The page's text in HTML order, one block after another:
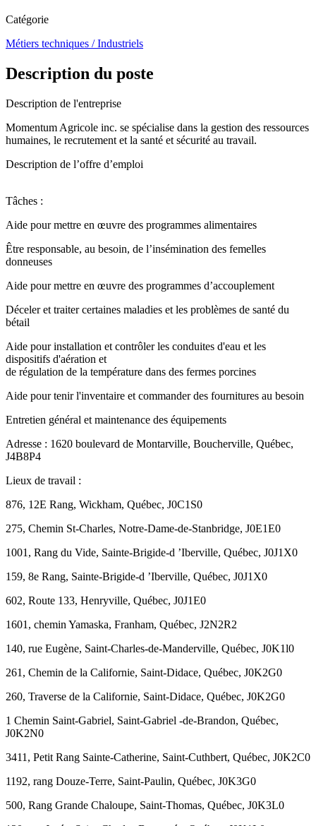
Catégorie
Métiers techniques / Industriels
Description du poste
Description de l'entreprise
Momentum Agricole inc. se spécialise dans la gestion des ressources
humaines, le recrutement et la santé et sécurité au travail.
Description de l’offre d’emploi
Tâches :
Aide pour mettre en œuvre des programmes alimentaires
Être responsable, au besoin, de l’insémination des femelles
donneuses
Aide pour mettre en œuvre des programmes d’accouplement
Déceler et traiter certaines maladies et les problèmes de santé du
bétail
Aide pour installation et contrôler les conduites d'eau et les
dispositifs d'aération et
de régulation de la température dans des fermes porcines
Aide pour tenir l'inventaire et commander des fournitures au besoin
Entretien général et maintenance des équipements
Adresse : 1620 boulevard de Montarville, Boucherville, Québec,
J4B8P4
Lieux de travail :
876, 12E Rang, Wickham, Québec, J0C1S0
275, Chemin St-Charles, Notre-Dame-de-Stanbridge, J0E1E0
1001, Rang du Vide, Sainte-Brigide-d ’Iberville, Québec, J0J1X0
159, 8e Rang, Sainte-Brigide-d ’Iberville, Québec, J0J1X0
602, Route 133, Henryville, Québec, J0J1E0
1601, chemin Yamaska, Franham, Québec, J2N2R2
140, rue Eugène, Saint-Charles-de-Manderville, Québec, J0K1l0
261, Chemin de la Californie, Saint-Didace, Québec, J0K2G0
260, Traverse de la Californie, Saint-Didace, Québec, J0K2G0
1 Chemin Saint-Gabriel, Saint-Gabriel -de-Brandon, Québec,
J0K2N0
3411, Petit Rang Sainte-Catherine, Saint-Cuthbert, Québec, J0K2C0
1192, rang Douze-Terre, Saint-Paulin, Québec, J0K3G0
500, Rang Grande Chaloupe, Saint-Thomas, Québec, J0K3L0